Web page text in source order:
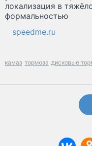
локализация в
формальностью
speedme.ru
камаз тормоза дисковые